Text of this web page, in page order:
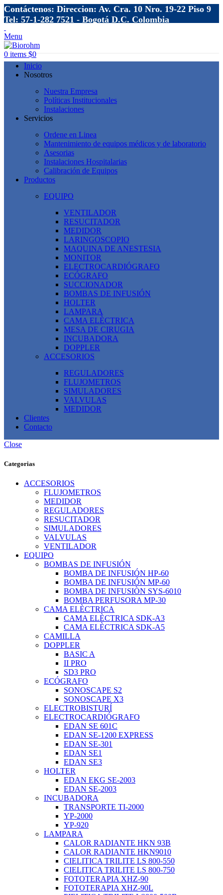
Contáctenos: Direccion: Av. Cra. 10 Nro. 19-22 Piso 9
Tel: 57-1-282 7521 - Bogotá D.C. Colombia
Menu
0 items $0
Inicio
Nosotros
Nuestra Empresa
Políticas Institucionales
Instalaciones
Servicios
Ordene en Linea
Mantenimiento de equipos médicos y de laboratorio
Asesorias
Instalaciones Hospitalarias
Calibración de Equipos
Productos
EQUIPO
VENTILADOR
RESUCITADOR
MEDIDOR
LARINGOSCOPIO
MAQUINA DE ANESTESIA
MONITOR
ELECTROCARDIÓGRAFO
ECÓGRAFO
SUCCIONADOR
BOMBAS DE INFUSIÓN
HOLTER
LAMPARA
CAMA ELÈCTRICA
MESA DE CIRUGIA
INCUBADORA
DOPPLER
ACCESORIOS
REGULADORES
FLUJOMETROS
SIMULADORES
VALVULAS
MEDIDOR
Clientes
Contacto
Close
Categorias
ACCESORIOS
FLUJOMETROS
MEDIDOR
REGULADORES
RESUCITADOR
SIMULADORES
VALVULAS
VENTILADOR
EQUIPO
BOMBAS DE INFUSIÓN
BOMBA DE INFUSIÓN HP-60
BOMBA DE INFUSIÓN MP-60
BOMBA DE INFUSIÒN SYS-6010
BOMBA PERFUSORA MP-30
CAMA ELÈCTRICA
CAMA ELÈCTRICA SDK-A3
CAMA ELÈCTRICA SDK-A5
CAMILLA
DOPPLER
BASIC A
II PRO
SD3 PRO
ECÓGRAFO
SONOSCAPE S2
SONOSCAPE X3
ELECTROBISTURÍ
ELECTROCARDIÓGRAFO
EDAN SE 601C
EDAN SE-1200 EXPRESS
EDAN SE-301
EDAN SE1
EDAN SE3
HOLTER
EDAN EKG SE-2003
EDAN SE-2003
INCUBADORA
TRANSPORTE TI-2000
YP-2000
YP-920
LAMPARA
CALOR RADIANTE HKN 93B
CALOR RADIANTE HKN9010
CIELITICA TRILITE LS 800-550
CIELITICA TRILITE LS 800-750
FOTOTERAPIA XHZ-90
FOTOTERAPIA XHZ-90L